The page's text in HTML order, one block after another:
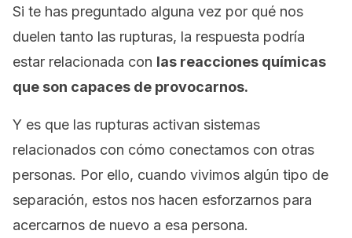
Si te has preguntado alguna vez por qué nos
duelen tanto las rupturas, la respuesta podría
estar relacionada con las reacciones químicas
que son capaces de provocarnos.
Y es que las rupturas activan sistemas
relacionados con cómo conectamos con otras
personas. Por ello, cuando vivimos algún tipo de
separación, estos nos hacen esforzarnos para
acercarnos de nuevo a esa persona.